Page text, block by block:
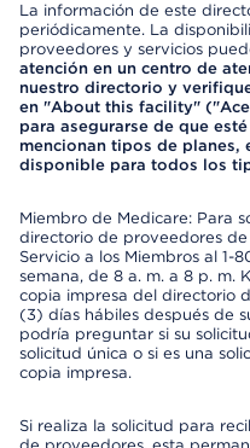
La información de este
periódicamente. La
proveedores y servicios
atención en un centro de
nuestro directorio y
en "About this facility"
para asegurarse de que
mencionan tipos de planes,
disponible para todos los
Miembro de Medicare: Para
directorio de proveedores de
Servicio a los Miembros al 1-
semana, de 8 a. m. a 8 p. m.
copia impresa del directorio
(3) días hábiles después de
podría preguntar si su
solicitud única o si es una
copia impresa.
Si realiza la solicitud para